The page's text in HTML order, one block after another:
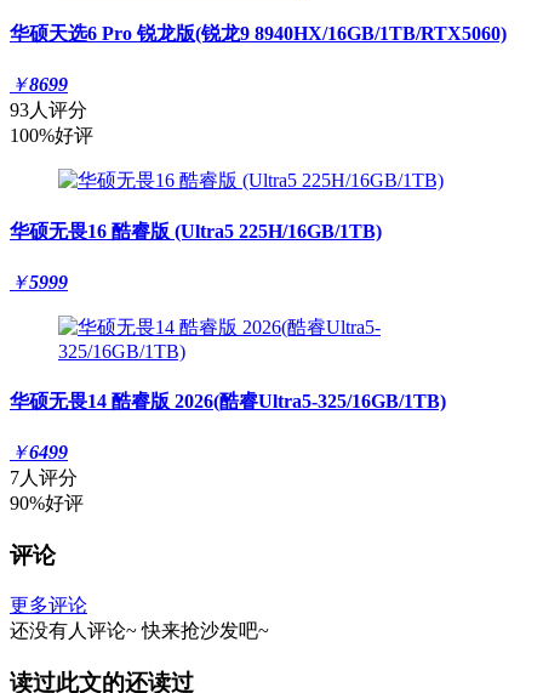
华硕天选6 Pro 锐龙版(锐龙9 8940HX/16GB/1TB/RTX5060)
￥8699
93人评分
100%好评
华硕无畏16 酷睿版 (Ultra5 225H/16GB/1TB)
￥5999
华硕无畏14 酷睿版 2026(酷睿Ultra5-325/16GB/1TB)
￥6499
7人评分
90%好评
评论
更多评论
还没有人评论~ 快来抢沙发吧~
读过此文的还读过